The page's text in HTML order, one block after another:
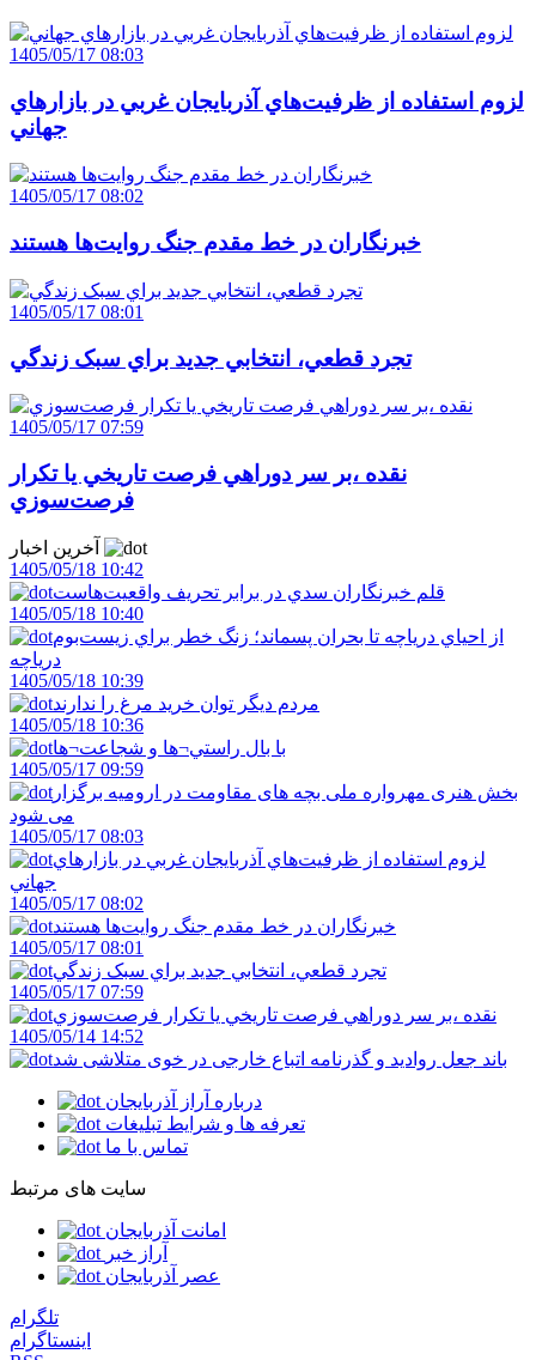
1405/05/17 08:03
لزوم استفاده از ظرفيت‌هاي آذربايجان غربي در بازارهاي
جهاني
1405/05/17 08:02
خبرنگاران در خط مقدم جنگ روايت‌ها هستند
1405/05/17 08:01
تجرد قطعي، انتخابي جديد براي سبک زندگي
1405/05/17 07:59
نقده ،بر سر دوراهي فرصت تاريخي يا تکرار
فرصت‌سوزي
1405/05/18 10:42
قلم خبرنگاران سدي در برابر تحريف واقعيت‌هاست
1405/05/18 10:40
از احياي درياچه تا بحران پسماند؛ زنگ خطر براي زيست‌بوم
درياچه
1405/05/18 10:39
مردم ديگر توان خريد مرغ را ندارند
1405/05/18 10:36
با بال راستي¬ها و شجاعت¬ها
1405/05/17 09:59
بخش هنری مهرواره ملی بچه های مقاومت در ارومیه برگزار
می شود
1405/05/17 08:03
لزوم استفاده از ظرفيت‌هاي آذربايجان غربي در بازارهاي
جهاني
1405/05/17 08:02
خبرنگاران در خط مقدم جنگ روايت‌ها هستند
1405/05/17 08:01
تجرد قطعي، انتخابي جديد براي سبک زندگي
1405/05/17 07:59
نقده ،بر سر دوراهي فرصت تاريخي يا تکرار فرصت‌سوزي
1405/05/14 14:52
باند جعل روادید و گذرنامه اتباع خارجی در خوی متلاشی شد
درباره آراز آذربایجان
تعرفه ها و شرایط تبلیغات
تماس با ما
سایت های مرتبط
امانت آذربایجان
آراز خبر
عصر آذربایجان
تلگرام
اینستاگرام